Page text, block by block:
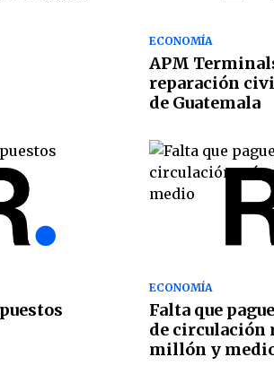
ECONOMÍA
APM
reparación
de Guatemala
ECONOMÍA
Falta que
de circulación
millón y